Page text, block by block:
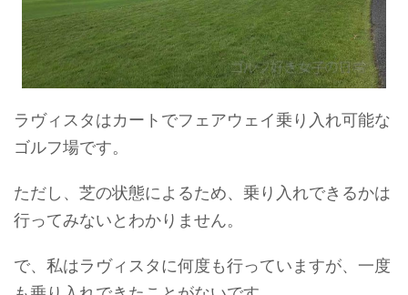
ラヴィスタはカートでフェアウェイ乗り入れ可能な
ゴルフ場です。
ただし、芝の状態によるため、乗り入れできるかは
行ってみないとわかりません。
で、私はラヴィスタに何度も行っていますが、一度